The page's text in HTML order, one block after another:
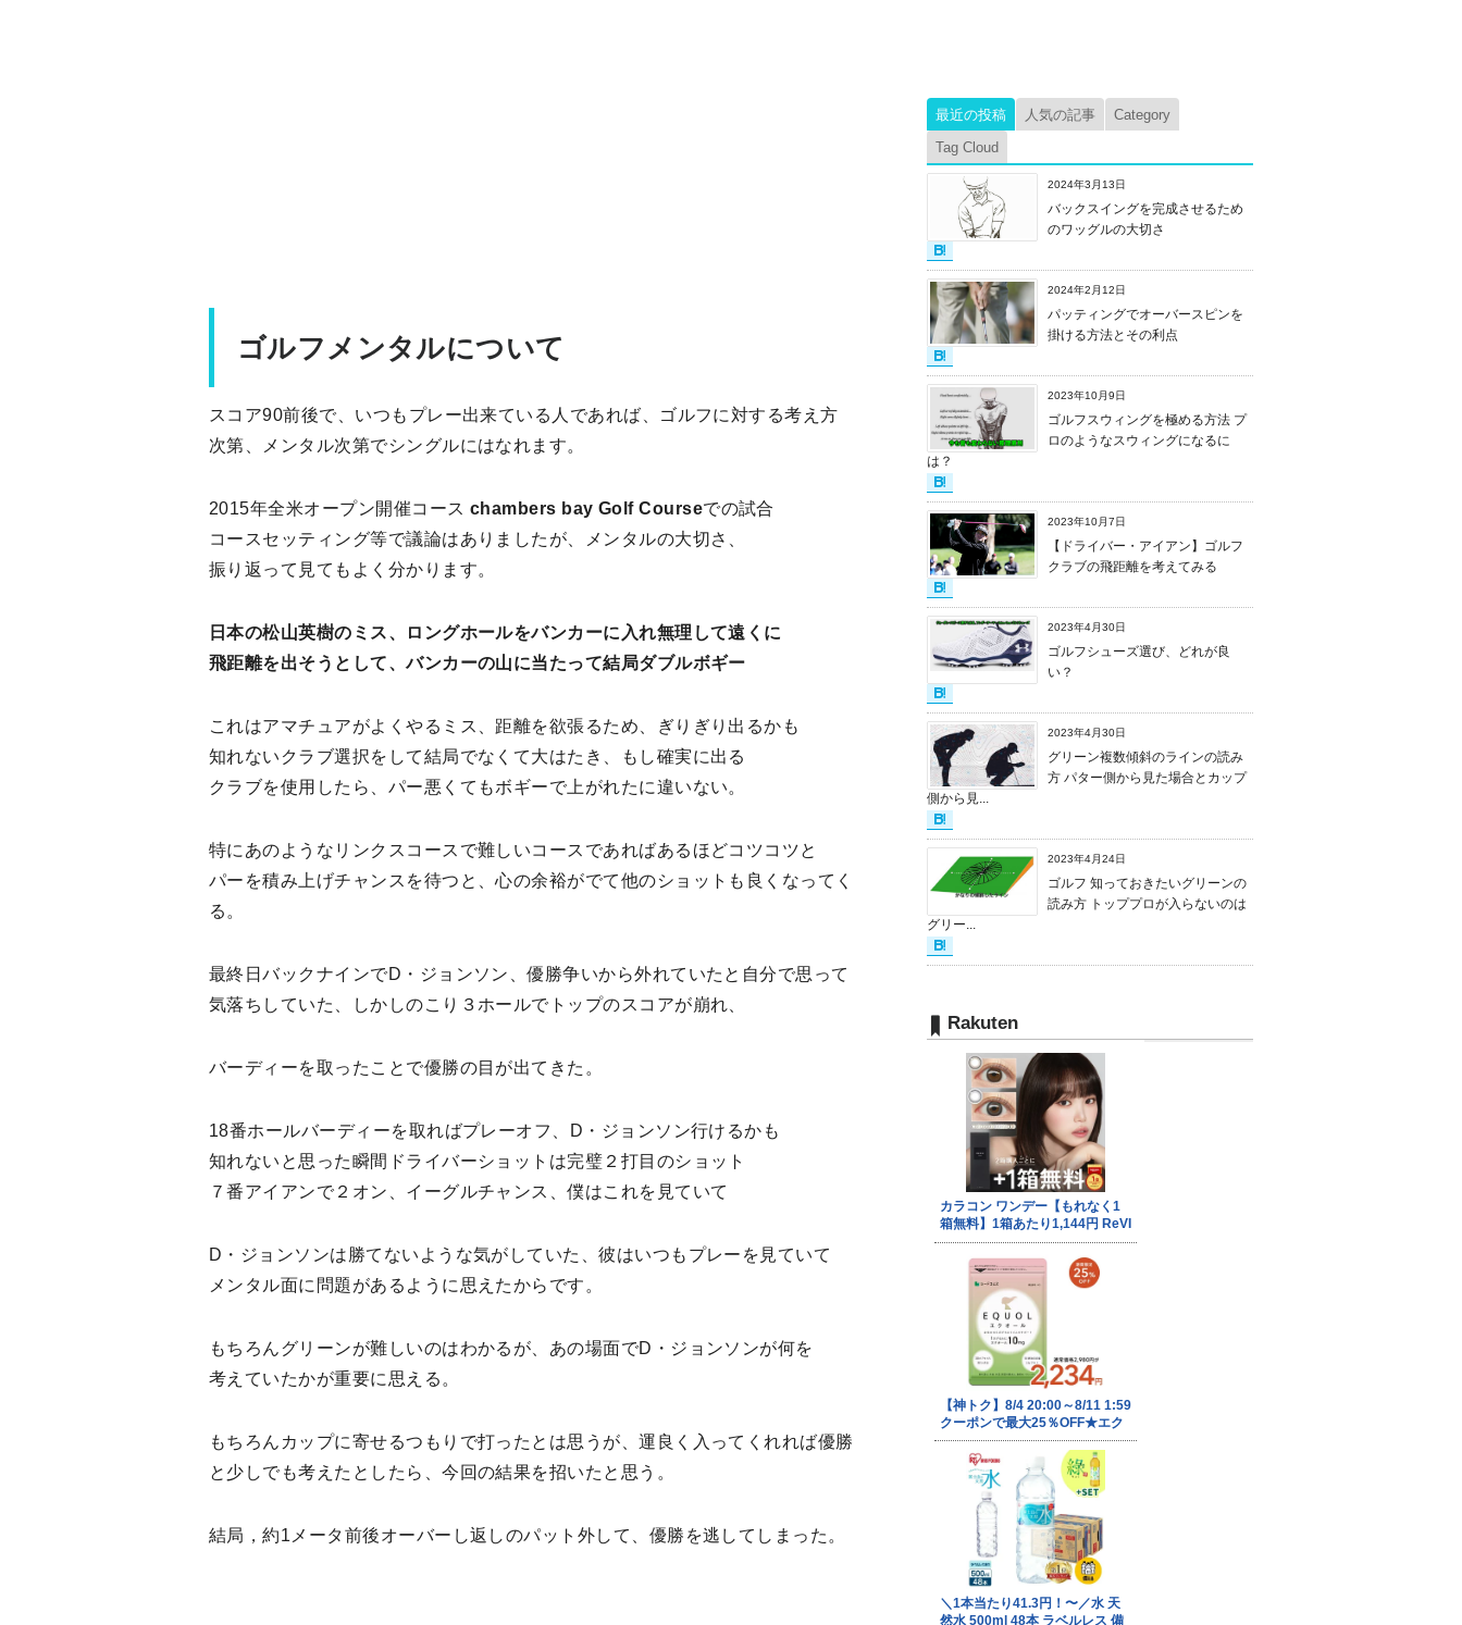
ゴルフメンタルについて
スコア90前後で、いつもプレー出来ている人であれば、ゴルフに対する考え方
次第、メンタル次第でシングルにはなれます。
2015年全米オープン開催コース chambers bay Golf Courseでの試合
コースセッティング等で議論はありましたが、メンタルの大切さ、
振り返って見てもよく分かります。
日本の松山英樹のミス、ロングホールをバンカーに入れ無理して遠くに
飛距離を出そうとして、バンカーの山に当たって結局ダブルボギー
これはアマチュアがよくやるミス、距離を欲張るため、ぎりぎり出るかも
知れないクラブ選択をして結局でなくて大はたき、もし確実に出る
クラブを使用したら、パー悪くてもボギーで上がれたに違いない。
特にあのようなリンクスコースで難しいコースであればあるほどコツコツと
パーを積み上げチャンスを待つと、心の余裕がでて他のショットも良くなってく
る。
最終日バックナインでD・ジョンソン、優勝争いから外れていたと自分で思って
気落ちしていた、しかしのこり３ホールでトップのスコアが崩れ、
バーディーを取ったことで優勝の目が出てきた。
18番ホールバーディーを取ればプレーオフ、D・ジョンソン行けるかも
知れないと思った瞬間ドライバーショットは完璧２打目のショット
７番アイアンで２オン、イーグルチャンス、僕はこれを見ていて
D・ジョンソンは勝てないような気がしていた、彼はいつもプレーを見ていて
メンタル面に問題があるように思えたからです。
もちろんグリーンが難しいのはわかるが、あの場面でD・ジョンソンが何を
考えていたかが重要に思える。
もちろんカップに寄せるつもりで打ったとは思うが、運良く入ってくれれば優勝
と少しでも考えたとしたら、今回の結果を招いたと思う。
結局，約1メータ前後オーバーし返しのパット外して、優勝を逃してしまった。
最近の投稿 人気の記事
Category
Tag Cloud
2024年3月13日
バックスイングを完成させるため
のワッグルの大切さ
2024年2月12日
パッティングでオーバースピンを
掛ける方法とその利点
2023年10月9日
ゴルフスウィングを極める方法 プ
ロのようなスウィングになるに
は？
2023年10月7日
【ドライバー・アイアン】ゴルフ
クラブの飛距離を考えてみる
2023年4月30日
ゴルフシューズ選び、どれが良
い？
2023年4月30日
グリーン複数傾斜のラインの読み
方 パター側から見た場合とカップ
側から見...
2023年4月24日
ゴルフ 知っておきたいグリーンの
読み方 トッププロが入らないのは
グリー...
Rakuten